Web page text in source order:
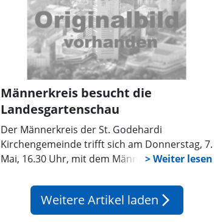
Kirchengemeinde in einer Pressemitteilung.
Männerkreis besucht die
Landesgartenschau
Der Männerkreis der St. Godehardi
Kirchengemeinde trifft sich am Donnerstag, 7.
Mai, 16.30 Uhr, mit dem Männerkreis der
Meyenfeld. Beide Männerkreise wollen sich
zunächst bei einem gemütlichen Abendessen
kennenlernen und dann gemeinsam die LAGA
Weitere Artikel laden arrow_forward_ios